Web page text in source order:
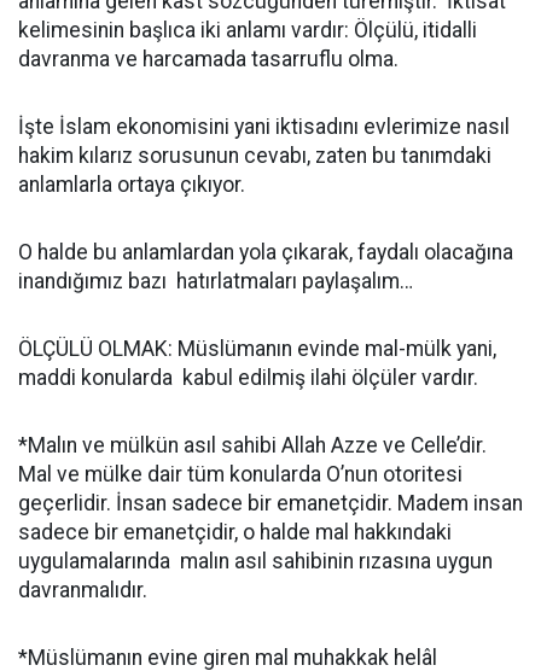
kelimesinin başlıca iki anlamı vardır: Ölçülü, itidalli
davranma ve harcamada tasarruflu olma.
İşte İslam ekonomisini yani iktisadını evlerimize nasıl
hakim kılarız sorusunun cevabı, zaten bu tanımdaki
anlamlarla ortaya çıkıyor.
O halde bu anlamlardan yola çıkarak, faydalı olacağına
inandığımız bazı hatırlatmaları paylaşalım…
ÖLÇÜLÜ OLMAK: Müslümanın evinde mal-mülk yani,
maddi konularda kabul edilmiş ilahi ölçüler vardır.
*Malın ve mülkün asıl sahibi Allah Azze ve Celle’dir.
Mal ve mülke dair tüm konularda O’nun otoritesi
geçerlidir. İnsan sadece bir emanetçidir. Madem insan
sadece bir emanetçidir, o halde mal hakkındaki
uygulamalarında malın asıl sahibinin rızasına uygun
davranmalıdır.
*Müslümanın evine giren mal muhakkak helâl